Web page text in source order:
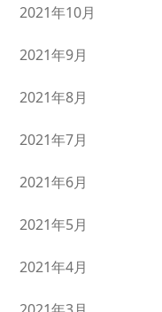
2021年10月
2021年9月
2021年8月
2021年7月
2021年6月
2021年5月
2021年4月